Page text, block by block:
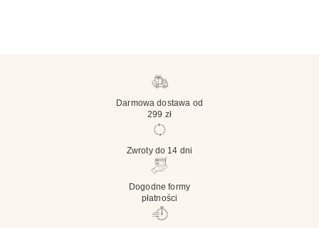
Darmowa dostawa od
299 zł
Zwroty do 14 dni
Dogodne formy
płatności